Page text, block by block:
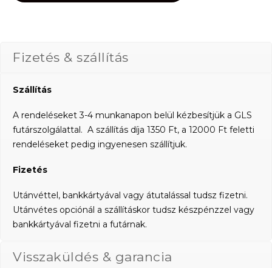
Fizetés & szállítás
Szállítás
A rendeléseket 3-4 munkanapon belül kézbesítjük a GLS
futárszolgálattal. A szállítás díja 1350 Ft, a 12000 Ft feletti
rendeléseket pedig ingyenesen szállítjuk.
Fizetés
Utánvéttel, bankkártyával vagy átutalással tudsz fizetni.
Utánvétes opciónál a szállításkor tudsz készpénzzel vagy
bankkártyával fizetni a futárnak.
Visszaküldés & garancia